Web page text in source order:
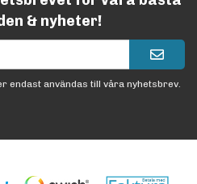
& nyheter!
endast användas till våra nyhetsbrev.